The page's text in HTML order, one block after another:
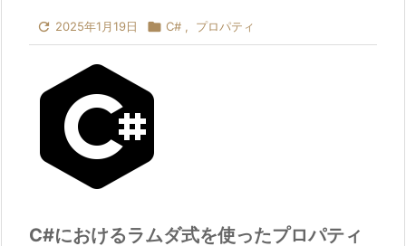
 2025年1月19日  C# , プロパティ
C#におけるラムダ式を使ったプロパティ